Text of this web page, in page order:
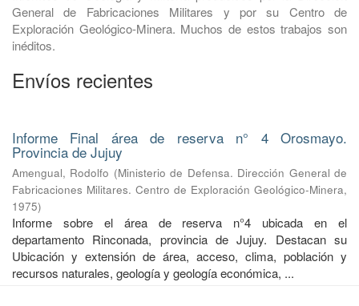
General de Fabricaciones Militares y por su Centro de
Exploración Geológico-Minera. Muchos de estos trabajos son
inéditos.
Envíos recientes
Informe Final área de reserva n° 4 Orosmayo.
Provincia de Jujuy
Amengual, Rodolfo (Ministerio de Defensa. Dirección General de
Fabricaciones Militares. Centro de Exploración Geológico-Minera,
1975)
Informe sobre el área de reserva n°4 ubicada en el
departamento Rinconada, provincia de Jujuy. Destacan su
Ubicación y extensión de área, acceso, clima, población y
recursos naturales, geología y geología económica, ...